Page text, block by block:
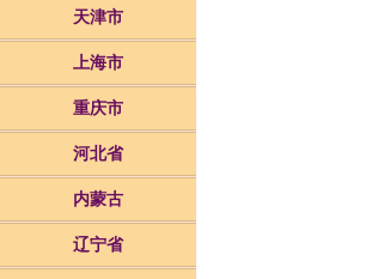
天津市
上海市
重庆市
河北省
内蒙古
辽宁省